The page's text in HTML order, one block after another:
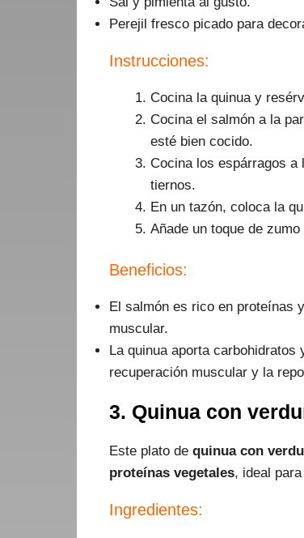
Perejil fresco picado para
Instrucciones:
Cocina la quinua y
Cocina el salmón a la
esté bien cocido.
Cocina los espárragos a
tiernos.
En un tazón, coloca la
Añade un toque de
Beneficios:
El salmón es rico en proteínas
muscular.
La quinua aporta
recuperación muscular y la
3. Quinua con
Este plato de quinua con
proteínas vegetales, ideal
Ingredientes: